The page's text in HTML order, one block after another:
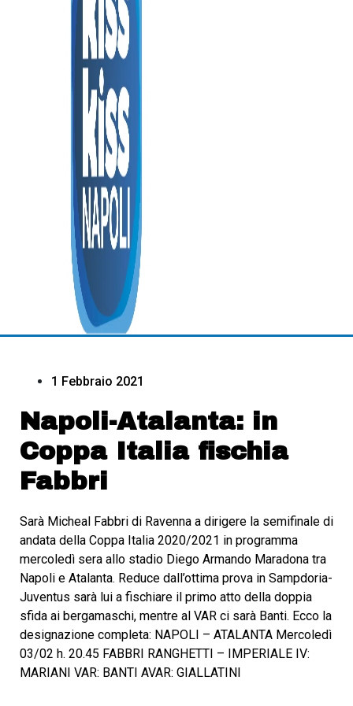
1 Febbraio 2021
Napoli-Atalanta: in
Coppa Italia fischia
Fabbri
Sarà Micheal Fabbri di Ravenna a dirigere la semifinale di
andata della Coppa Italia 2020/2021 in programma
mercoledì sera allo stadio Diego Armando Maradona tra
Napoli e Atalanta. Reduce dall’ottima prova in Sampdoria-
Juventus sarà lui a fischiare il primo atto della doppia
sfida ai bergamaschi, mentre al VAR ci sarà Banti. Ecco la
designazione completa: NAPOLI – ATALANTA Mercoledì
03/02 h. 20.45 FABBRI RANGHETTI – IMPERIALE IV:
MARIANI VAR: BANTI AVAR: GIALLATINI